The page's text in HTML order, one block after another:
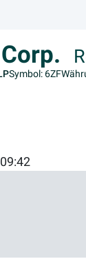
Symbol: 6ZF
09:42